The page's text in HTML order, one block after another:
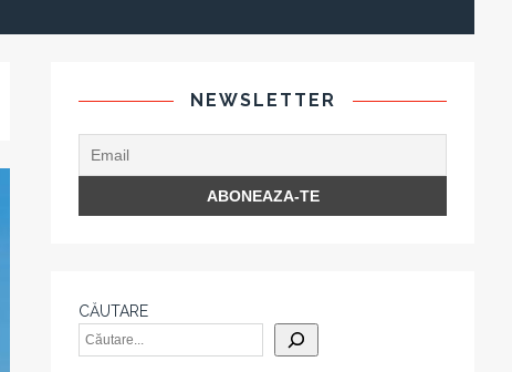
NEWSLETTER
CĂUTARE